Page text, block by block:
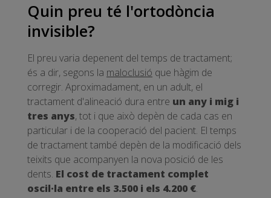
Quin preu té l'ortodòncia
invisible?
El preu varia depenent del temps de tractament;
és a dir, segons la maloclusió que hàgim de
corregir. Aproximadament, en un adult, el
tractament d'alineació dura entre un any i mig i
tres anys, tot i que això depèn de cada cas en
particular i de la cooperació del pacient. El temps
de tractament també depèn de la modificació dels
teixits que acompanyen la nova posició de les
dents. El cost de tractament complet
oscil·la entre els 3.500 i els 4.200 €.